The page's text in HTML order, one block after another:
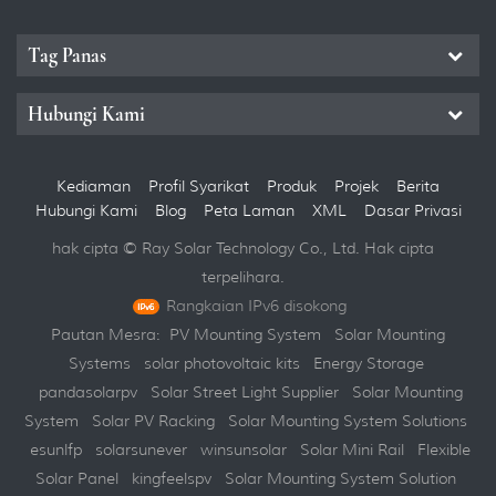
Tag Panas
Hubungi Kami
Kediaman Profil Syarikat Produk Projek
Berita
Hubungi Kami
Blog Peta Laman XML
Dasar Privasi
hak cipta © Ray Solar Technology Co., Ltd. Hak cipta
terpelihara.
Rangkaian IPv6 disokong
Pautan Mesra: PV Mounting System
Solar Mounting
Systems
solar photovoltaic kits
Energy Storage
pandasolarpv
Solar Street Light Supplier
Solar Mounting
System
Solar PV Racking
Solar Mounting System Solutions
esunlfp
solarsunever winsunsolar Solar Mini Rail
Flexible
Solar Panel
kingfeelspv Solar Mounting System Solution